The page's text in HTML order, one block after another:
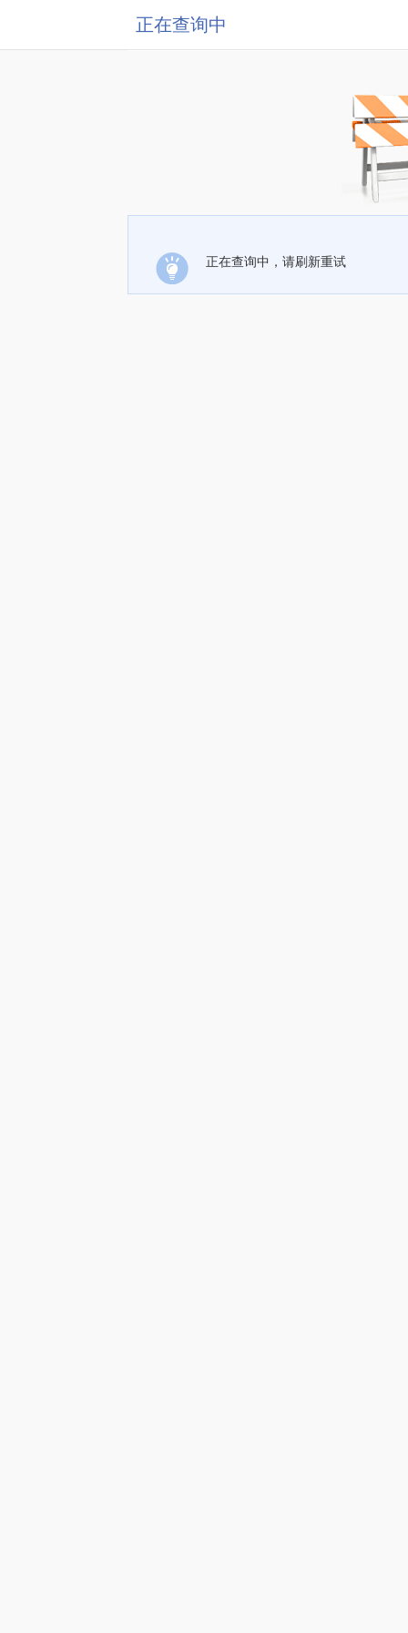
正在查询中
正在查询中，请刷新重试